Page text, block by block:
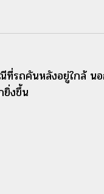
รถคันหลังอยู่ใกล้ น
ยิ่งขึ้น